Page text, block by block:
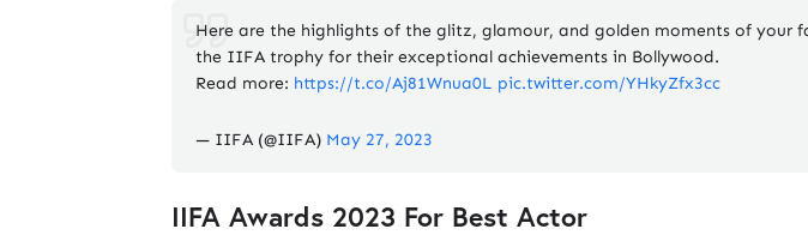
Here are the highlights of the glitz, glamour, and golden moments of your
the IIFA trophy for their exceptional achievements in Bollywood.
Read more: https://t.co/Aj81Wnua0L pic.twitter.com/YHkyZfx3cc
— IIFA (@IIFA) May 27, 2023
IIFA Awards 2023 For Best Actor